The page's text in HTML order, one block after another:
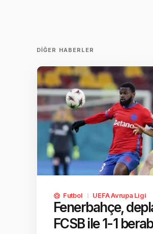
DIĞER HABERLER
Futbol UEFA Avrupa Ligi
Fenerbahçe,
FCSB ile 1-1